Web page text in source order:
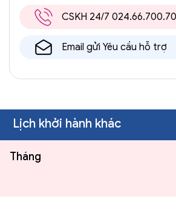
CSKH 24/7
Email gửi Yêu cầu hỗ trợ
Lịch khởi hành khác
Tháng